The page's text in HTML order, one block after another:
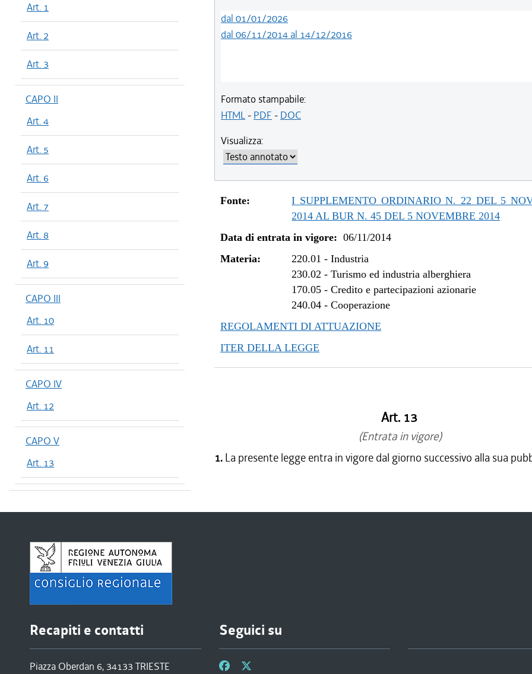
Art. 1
Art. 2
Art. 3
CAPO II
Art. 4
Art. 5
Art. 6
Art. 7
Art. 8
Art. 9
CAPO III
Art. 10
Art. 11
CAPO IV
Art. 12
CAPO V
Art. 13
dal 01/01/2026
dal 06/11/2014 al 14/12/2016
Formato stampabile:
HTML- PDF - DOC
Visualizza:
Fonte:
I SUPPLEMENTO ORDINARIO N. 22 DEL 5
2014 AL BUR N. 45 DEL 5 NOVEMBRE 2014
Data di entrata in vigore: 06/11/2014
Materia:
220.01 -Industria
230.02 -Turismo ed industria alberghiera
170.05 -Credito e partecipazioni azionarie
240.04 -Cooperazione
REGOLAMENTI DI ATTUAZIONE
ITER DELLA LEGGE
Art. 13
(Entrata in vigore)
1. La presente legge entra in vigore dal giorno successivo alla sua
Recapiti e contatti
Piazza Oberdan 6, 34133 TRIESTE
Seguici su